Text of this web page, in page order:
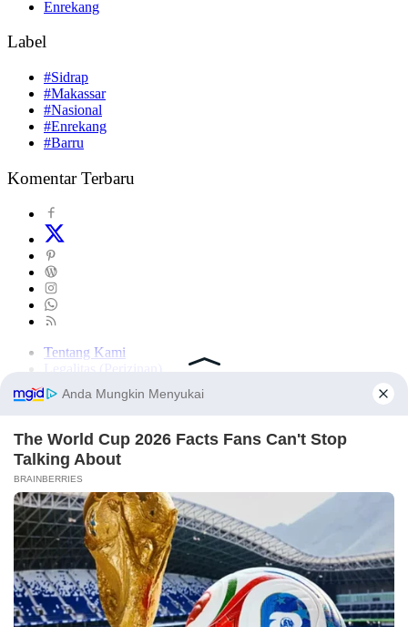
Enrekang
Label
#Sidrap
#Makassar
#Nasional
#Enrekang
#Barru
Komentar Terbaru
Tentang Kami
Redaksi
SOP Perlindungan Jurnalis
Kode Etik Perilaku Perusahaan (KEPP)
Pedoman Media Siber (PMS)
Kode Etik Redaksi / Perusahaan PT TOP MEDIA MANDIRI
Disclaimer
Privacy Policy
Copy Right 2025 | PT. TOP MEDIA MANDIRI